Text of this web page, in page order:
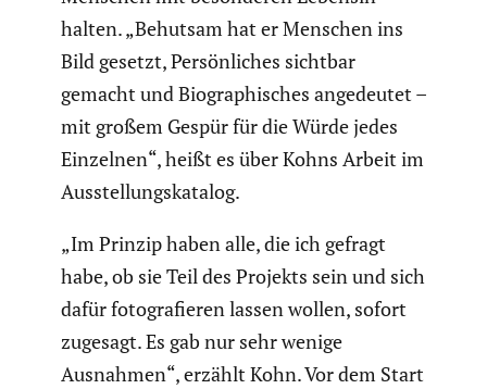
halten. „Behutsam hat er Menschen ins
Bild gesetzt, Persön­li­ches sichtbar
gemacht und Biogra­phi­sches angedeutet –
mit großem Gespür für die Würde jedes
Einzelnen“, heißt es über Kohns Arbeit im
Ausstel­lungs­ka­talog.
„Im Prinzip haben alle, die ich gefragt
habe, ob sie Teil des Projekts sein und sich
dafür fotogra­fieren lassen wollen, sofort
zugesagt. Es gab nur sehr wenige
Ausnahmen“, erzählt Kohn. Vor dem Start